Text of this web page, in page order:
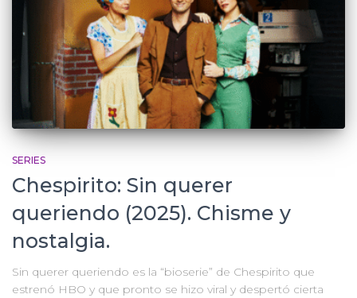
SERIES
Chespirito: Sin querer
queriendo (2025). Chisme y
nostalgia.
Sin querer queriendo es la “bioserie” de Chespirito que
estrenó HBO y que pronto se hizo viral y despertó cierta